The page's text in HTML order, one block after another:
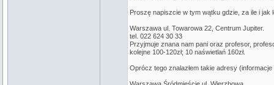
Proszę napiszcie w tym wątku gdzie, za ile i
Warszawa ul. Towarowa 22, Centrum Jupiter.
tel. 022 624 30 33
Przyjmuje znana nam pani oraz profesor,
kolejne 100-120zł; 10 naświetlań 160zł.
Oprócz tego znalazłem takie adresy